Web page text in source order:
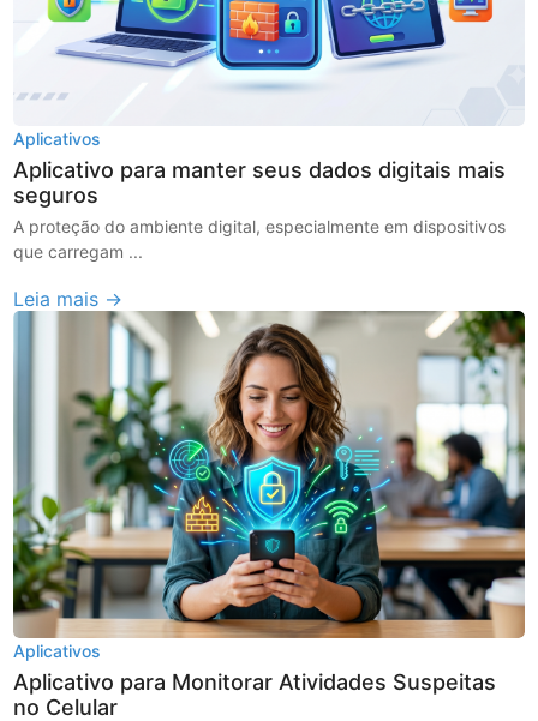
Aplicativos
Aplicativo para manter seus dados digitais mais
seguros
A proteção do ambiente digital, especialmente em dispositivos
que carregam ...
Leia mais →
Aplicativos
Aplicativo para Monitorar Atividades Suspeitas
no Celular